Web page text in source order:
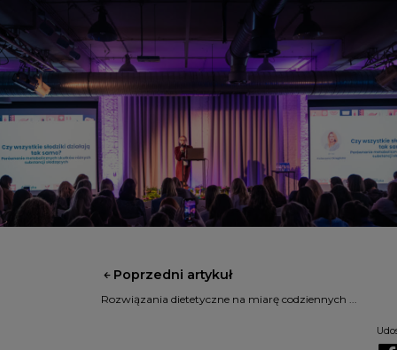
SZKOLENIA SKLEP
Poprzedni artykuł
Rozwiązania dietetyczne na miarę codziennych ...